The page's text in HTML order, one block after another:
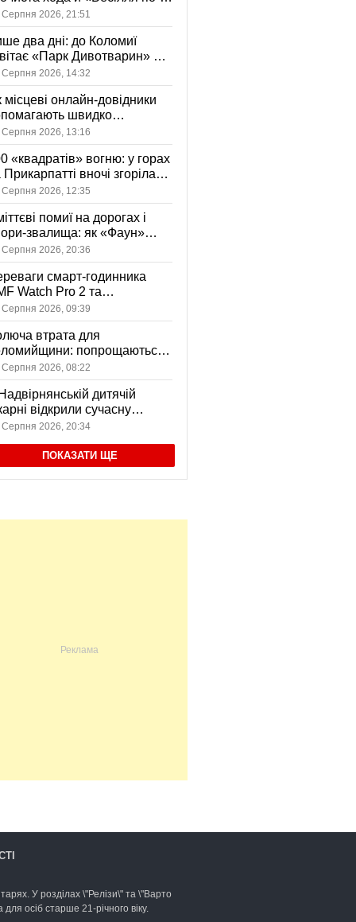
— чим
День міста
Серпня 2026, 21:51
два дні: до Коломиї
«Парк Дивотварин» — і
безкоштовний
Серпня 2026, 14:32
місцеві онлайн-довідники
швидко
послуги у своєму
Серпня 2026, 13:16
«квадратів» вогню: у горах
Прикарпатті вночі згоріла
є постраждала
Серпня 2026, 12:35
помиї на дорогах і
звалища: як «Фаун»
відходи в Коломиї
Серпня 2026, 20:36
смарт-годинника
Watch Pro 2 та
CMF Buds Pro 2
сучасних користувачів
Серпня 2026, 09:39
втрата для
попрощаються
захисником, який віддав
за Україну
Серпня 2026, 08:22
дитячій
відкрили сучасну
кімнату
Серпня 2026, 20:34
ПОКАЗАТИ ЩЕ
У розділах \"Релізи\" та \"Варто
осіб старше 21-річного віку.